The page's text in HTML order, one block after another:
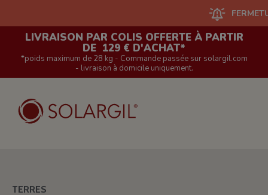
FERMETURE DU
LIVRAISON PAR COLIS OFFERTE À PARTIR
DE 129 € D'ACHAT*
*poids maximum de 28 kg - Commande passée sur solargil.com
- livraison à domicile uniquement.
TERRES